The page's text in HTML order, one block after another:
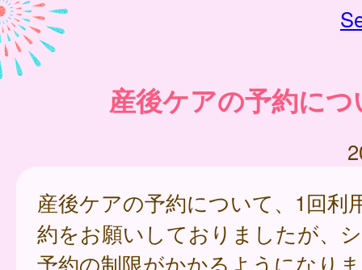
産後ケアの予約につ
産後ケアの予約について、1回利
約をお願いしておりましたが、
予約の制限がかかるようになり